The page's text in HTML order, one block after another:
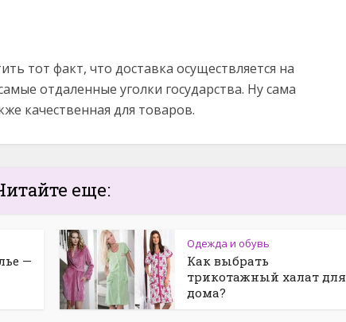
тот факт, что доставка осуществляется на
отдаленные уголки государства. Ну сама
качественная для товаров.
еще:
—
Одежда и обувь
Как выбрать
трикотажный халат для
дома?